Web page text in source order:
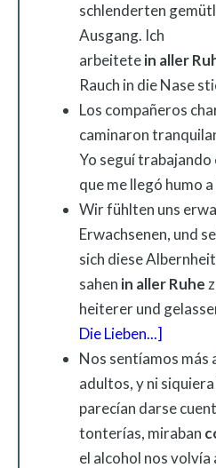
schlenderten
Ausgang. Ich
arbeitetein aller
Rauch in die Nase
Los compañeros
caminaron
Yo seguí trabajando
que me llegó humo
Wir fühlten uns
Erwachsenen, und
sich diese
sahen in allerRuhe
heiterer und
Die Lieben...]
Nos sentíamos más
adultos, y ni
parecían darse
tonterías, miraban
el alcohol nos